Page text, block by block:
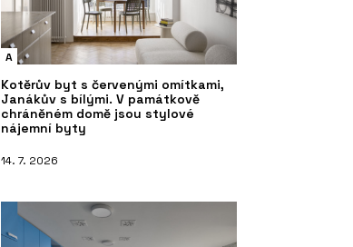
A
Kotěrův byt s červenými omítkami,
Janákův s bílými. V památkově
chráněném domě jsou stylové
nájemní byty
14. 7. 2026